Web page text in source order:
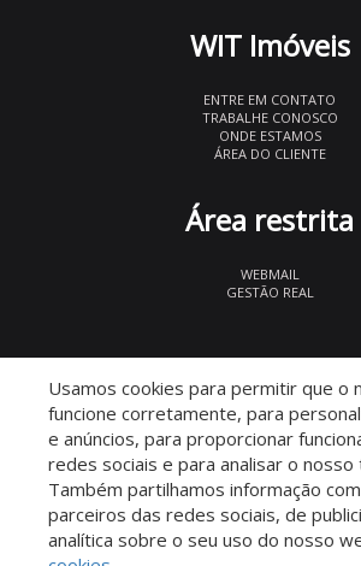
WIT Imóveis
ENTRE EM CONTATO
TRABALHE CONOSCO
ONDE ESTAMOS
ÁREA DO CLIENTE
Área restrita
WEBMAIL
GESTÃO REAL
Descomplicado por:
Usamos cookies para permitir que o
funcione corretamente, para
e anúncios, para proporcionar
redes sociais e para analisar o nosso
Também partilhamos informação
parceiros das redes sociais, de
analítica sobre o seu uso do nosso